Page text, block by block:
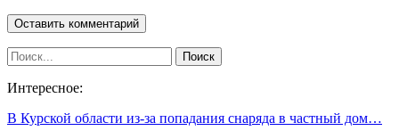
Интересное:
В Курской области из-за попадания снаряда в частный дом…